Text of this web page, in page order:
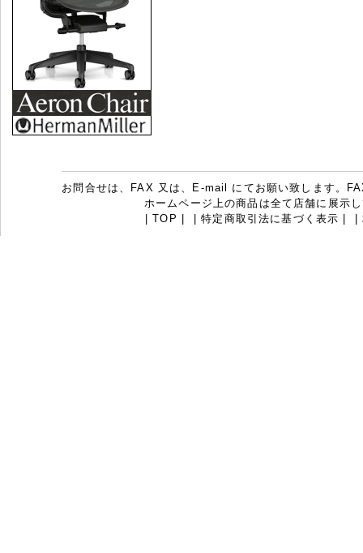
お問合せは、FAX 又は、E-mail にてお願い致します。
ホームページ上の商品は全て店舗に展示
|TOP |特定商取引法に基づく表示 |